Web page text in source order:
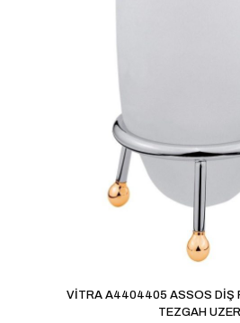
VİTRA A4404405 ASSOS DİŞ
TEZGAH UZERİ